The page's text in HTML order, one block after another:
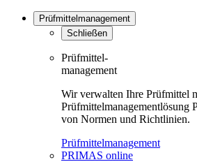
Prüfmittelmanagement
Schließen
Prüfmittel-
management
Wir verwalten Ihre Prüfmittel
Prüfmittelmanagementlösung
von Normen und Richtlinien.
Prüfmittelmanagement
PRIMAS online